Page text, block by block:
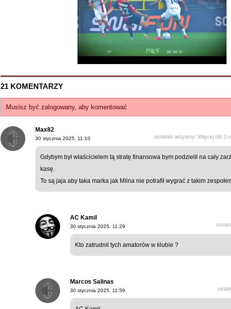
21 KOMENTARZY
Musisz być zalogowany, aby komentować
Max82
ostatnio aktywny: Więcej niż 3
30 stycznia 2025, 11:10
Gdybym był właścicielem tą stratę finansowa bym podzielił na cały
kasę.
To są jaja aby taka marka jak Milna nie potrafił wygrać z takim
AC Kamil
30 stycznia 2025, 11:29
Kto zatrudnił tych amatorów w klubie ?
Marcos Salinas
30 stycznia 2025, 11:59